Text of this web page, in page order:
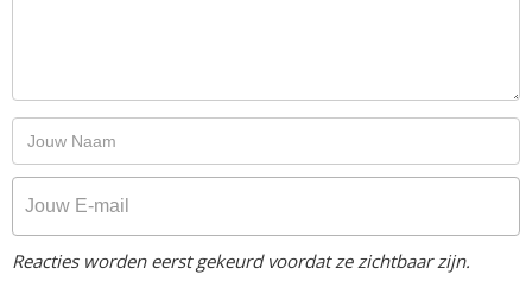
Reacties worden eerst gekeurd voordat ze zichtbaar zijn.